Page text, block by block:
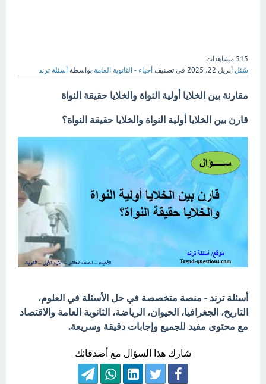
515 مشاهدات
سُئل أبريل 22، 2025 في تصنيف أحياء - الثانوية العامة بواسطة أسئلة ترند
مقارنة بين الخلايا أولية النواة والخلايا حقيقة النواة
قارن بين الخلايا أولية النواة والخلايا حقيقة النواة؟
أسئلة ترند - منصة متخصصة في حل الأسئلة في العلوم،
التاريخ، الجغرافيا، الحيوان، الرياضة، الثانوية العامة والاقتصاد
مع محتوى مفيد للجميع وإجابات دقيقة وسريعة.
شارك هذا السؤال مع أصدقائك